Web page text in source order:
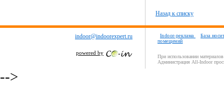
Назад к списку
indoor@indoorexpert.ru
powered by
Indoor-реклама
База
помещений
При использовании
Администрация All-Indoor
-->